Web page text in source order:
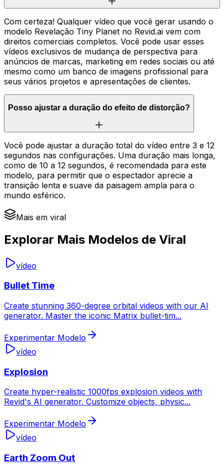
Com certeza! Qualquer vídeo que você gerar usando o
modelo Revelação Tiny Planet no Revid.ai vem com
direitos comerciais completos. Você pode usar esses
vídeos exclusivos de mudança de perspectiva para
anúncios de marcas, marketing em redes sociais ou até
mesmo como um banco de imagens profissional para
seus vários projetos e apresentações de clientes.
Posso ajustar a duração do efeito de distorção?
Você pode ajustar a duração total do vídeo entre 3 e 12
segundos nas configurações. Uma duração mais longa,
como de 10 a 12 segundos, é recomendada para este
modelo, para permitir que o espectador aprecie a
transição lenta e suave da paisagem ampla para o
mundo esférico.
Mais em viral
Explorar Mais Modelos de Viral
vídeo
Bullet Time
Create stunning 360-degree orbital videos with our AI
generator. Master the iconic Matrix bullet-tim...
Experimentar Modelo
vídeo
Explosion
Create hyper-realistic 1000fps explosion videos with
Revid's AI generator. Customize objects, physic...
Experimentar Modelo
vídeo
Earth Zoom Out